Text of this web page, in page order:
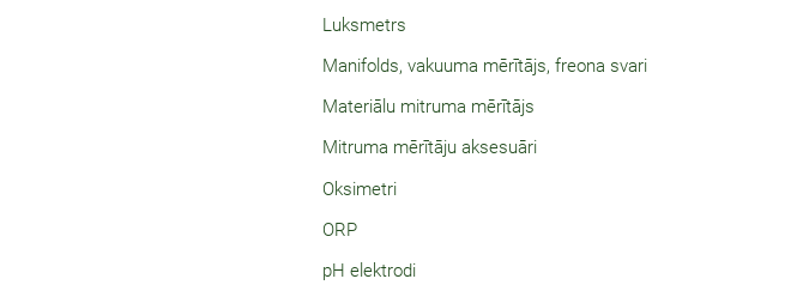
Luksmetrs
Manifolds, vakuuma mērītājs, freona svari
Materiālu mitruma mērītājs
Mitruma mērītāju aksesuāri
Oksimetri
ORP
pH elektrodi